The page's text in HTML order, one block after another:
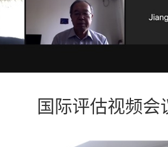
国际评估视频会